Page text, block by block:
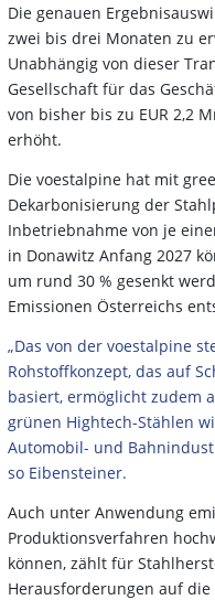
Die genauen
zwei bis drei Monaten zu
Unabhängig von dieser
Gesellschaft für das
von bisher bis zu EUR 2,2
erhöht.
Die voestalpine hat mit
Dekarbonisierung der
Inbetriebnahme von je
in Donawitz Anfang 2027
um rund 30 % gesenkt
Emissionen Österreichs
„Das von der voestalpine
Rohstoffkonzept, das auf
basiert, ermöglicht zudem
grünen Hightech-Stählen
Automobil- und
so Eibensteiner.
Auch unter Anwendung
Produktionsverfahren
können, zählt für
Herausforderungen auf